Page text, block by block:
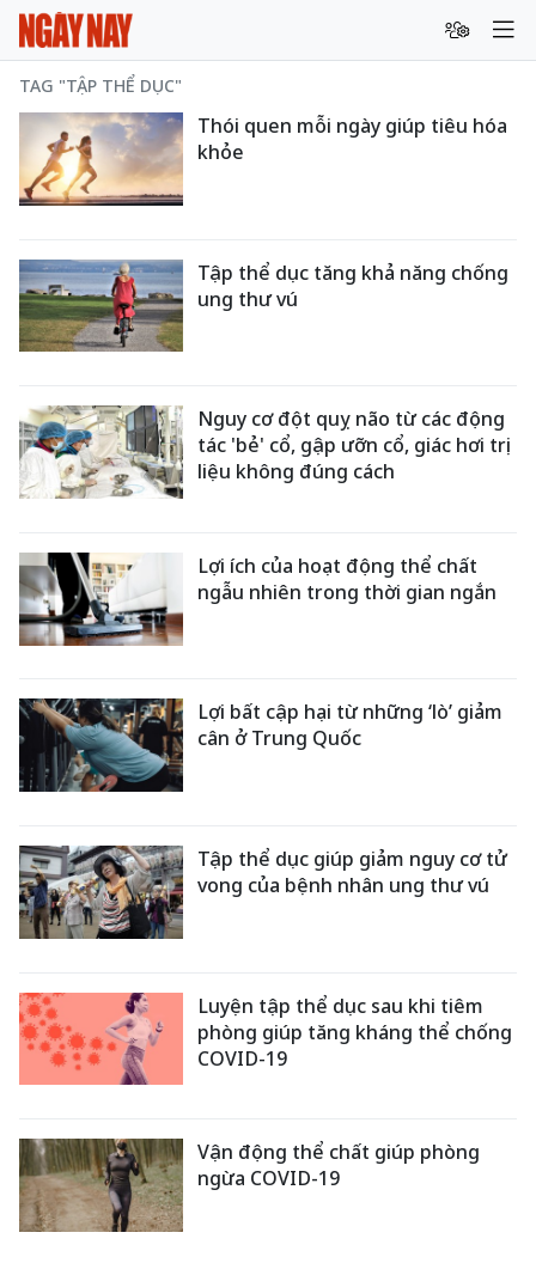
TAG "TẬP THỂ DỤC"
Thói quen mỗi ngày giúp tiêu hóa
khỏe
Tập thể dục tăng khả năng chống
ung thư vú
Nguy cơ đột quỵ não từ các động
tác 'bẻ' cổ, gập ưỡn cổ, giác hơi trị
liệu không đúng cách
Lợi ích của hoạt động thể chất
ngẫu nhiên trong thời gian ngắn
Lợi bất cập hại từ những ‘lò’ giảm
cân ở Trung Quốc
Tập thể dục giúp giảm nguy cơ tử
vong của bệnh nhân ung thư vú
Luyện tập thể dục sau khi tiêm
phòng giúp tăng kháng thể chống
COVID-19
Vận động thể chất giúp phòng
ngừa COVID-19